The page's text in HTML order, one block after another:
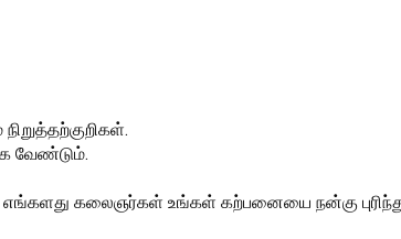
வேண்டும்.
கலைஞர்கள் உங்கள் கற்பனையை நன்கு